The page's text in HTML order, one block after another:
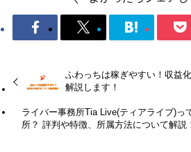
ふわっちは稼ぎやすい！収益
解説します！
ライバー事務所Tia Live(ティアライブ)っ
所？ 評判や特徴、所属方法について解説